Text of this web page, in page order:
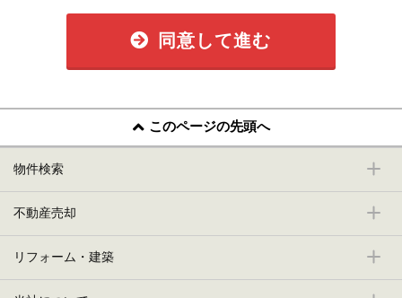
同意して進む
このページの先頭へ
物件検索
不動産売却
リフォーム・建築